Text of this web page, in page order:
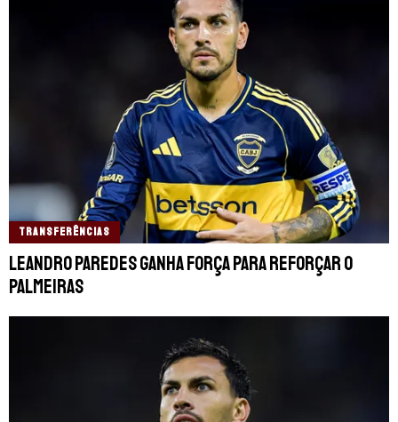
TRANSFERÊNCIAS
Leandro Paredes ganha força para reforçar o
Palmeiras